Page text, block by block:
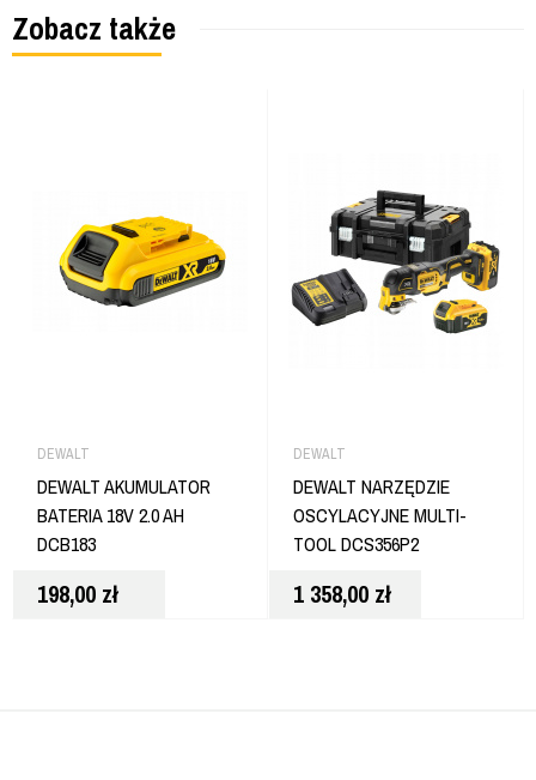
Zobacz także
DEWALT
DEWALT AKUMULATOR
BATERIA 18V 2.0 AH
DCB183
198,00 zł
DEWALT
DEWALT NARZĘDZIE
OSCYLACYJNE MULTI-
TOOL DCS356P2
1 358,00 zł